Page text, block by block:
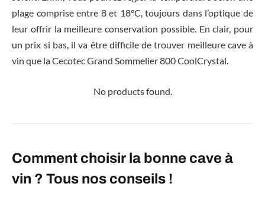
plage comprise entre 8 et 18°C, toujours dans l’optique de
leur offrir la meilleure conservation possible. En clair, pour
un prix si bas, il va être difficile de trouver meilleure cave à
vin que la Cecotec Grand Sommelier 800 CoolCrystal.
No products found.
Comment choisir la bonne cave à
vin ? Tous nos conseils !